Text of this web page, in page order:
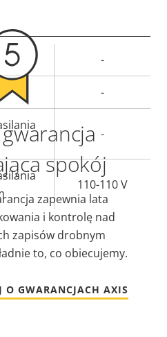
Wartość
-
-
-
110-110 V
spokój
zapewnia lata
i kontrolę nad
zapisów drobnym
to, co obiecujemy.
O GWARANCJACH AXIS